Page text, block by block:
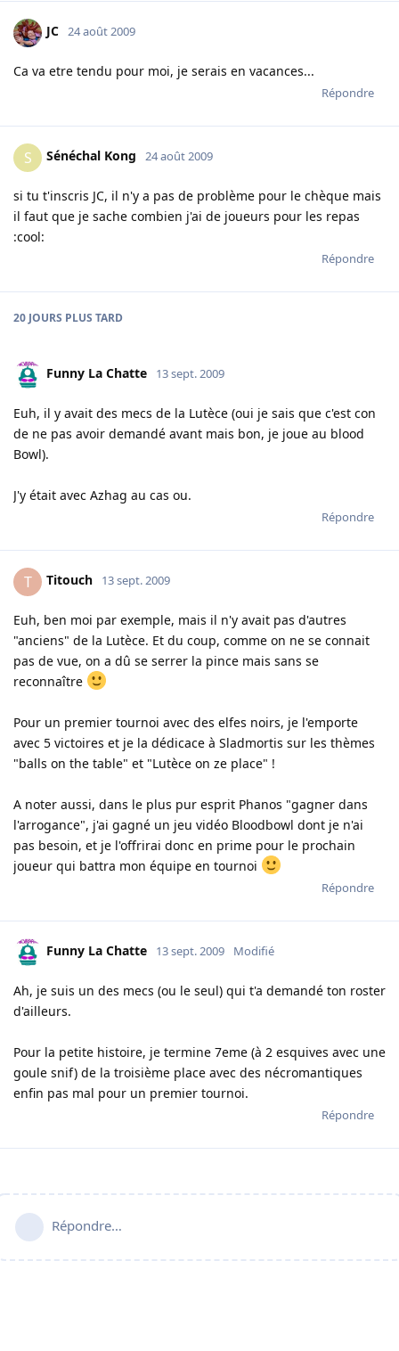
JC 24 août 2009
Ca va etre tendu pour moi, je serais en vacances...
Répondre
S Sénéchal Kong 24 août 2009
si tu t'inscris JC, il n'y a pas de problème pour le chèque mais
il faut que je sache combien j'ai de joueurs pour les repas
:cool:
Répondre
20 JOURS PLUS TARD
Funny La Chatte 13 sept. 2009
Euh, il y avait des mecs de la Lutèce (oui je sais que c'est con
de ne pas avoir demandé avant mais bon, je joue au blood
Bowl).
J'y était avec Azhag au cas ou.
Répondre
T Titouch 13 sept. 2009
Euh, ben moi par exemple, mais il n'y avait pas d'autres
"anciens" de la Lutèce. Et du coup, comme on ne se connait
pas de vue, on a dû se serrer la pince mais sans se
reconnaître
Pour un premier tournoi avec des elfes noirs, je l'emporte
avec 5 victoires et je la dédicace à Sladmortis sur les thèmes
"balls on the table" et "Lutèce on ze place" !
A noter aussi, dans le plus pur esprit Phanos "gagner dans
l'arrogance", j'ai gagné un jeu vidéo Bloodbowl dont je n'ai
pas besoin, et je l'offrirai donc en prime pour le prochain
joueur qui battra mon équipe en tournoi
Répondre
Funny La Chatte 13 sept. 2009 Modifié
Ah, je suis un des mecs (ou le seul) qui t'a demandé ton roster
d'ailleurs.
Pour la petite histoire, je termine 7eme (à 2 esquives avec une
goule snif) de la troisième place avec des nécromantiques
enfin pas mal pour un premier tournoi.
Répondre
Répondre…